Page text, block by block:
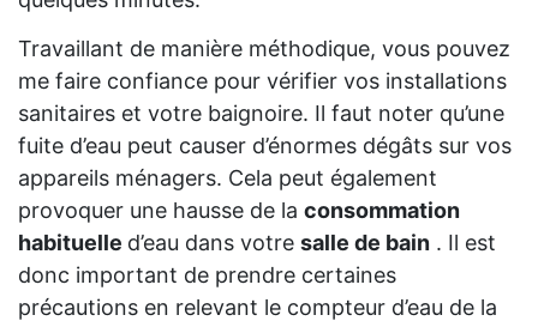
Travaillant de manière méthodique, vous pouvez
me faire confiance pour vérifier vos installations
sanitaires et votre baignoire. Il faut noter qu’une
fuite d’eau peut causer d’énormes dégâts sur vos
appareils ménagers. Cela peut également
provoquer une hausse de la consommation
habituelle d’eau dans votre salle de bain . Il est
donc important de prendre certaines
précautions en relevant le compteur d’eau de la